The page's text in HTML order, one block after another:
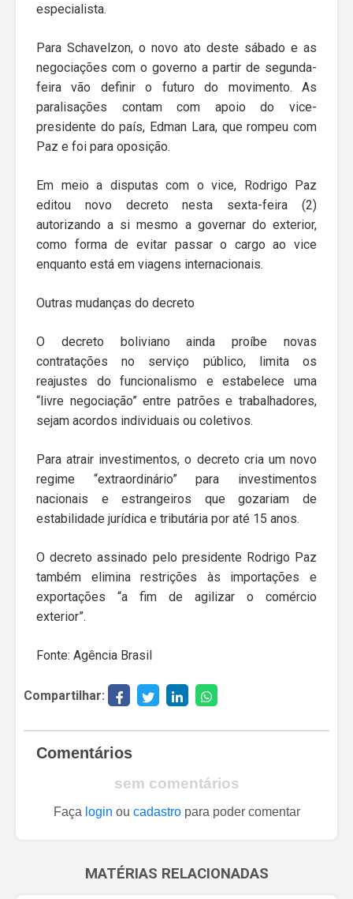
especialista.
Para Schavelzon, o novo ato deste sábado e as
negociações com o governo a partir de segunda-
feira vão definir o futuro do movimento. As
paralisações contam com apoio do vice-
presidente do país, Edman Lara, que rompeu com
Paz e foi para oposição.
Em meio a disputas com o vice, Rodrigo Paz
editou novo decreto nesta sexta-feira (2)
autorizando a si mesmo a governar do exterior,
como forma de evitar passar o cargo ao vice
enquanto está em viagens internacionais.
Outras mudanças do decreto
O decreto boliviano ainda proíbe novas
contratações no serviço público, limita os
reajustes do funcionalismo e estabelece uma
“livre negociação” entre patrões e trabalhadores,
sejam acordos individuais ou coletivos.
Para atrair investimentos, o decreto cria um novo
regime “extraordinário” para investimentos
nacionais e estrangeiros que gozariam de
estabilidade jurídica e tributária por até 15 anos.
O decreto assinado pelo presidente Rodrigo Paz
também elimina restrições às importações e
exportações “a fim de agilizar o comércio
exterior”.
Fonte: Agência Brasil
Compartilhar:
Comentários
sem comentários
Faça login ou cadastropara poder comentar
MATÉRIAS RELACIONADAS